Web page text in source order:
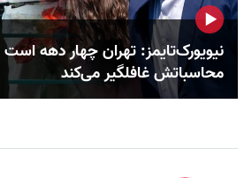
نیویورک‌تایمز: تهران چهار دهه است
محاسباتش غافلگیر می‌کند